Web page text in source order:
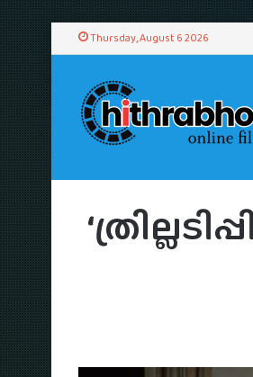
Thursday, August 6 2026